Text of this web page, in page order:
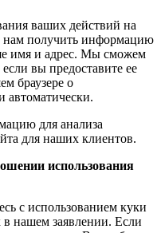
ваших действий на
нам получить информацию
имя и адрес. Мы сможем
вы предоставите ее
браузере о
автоматически.
для анализа
для наших клиентов.
использования
с использованием куки
нашем заявлении. Если